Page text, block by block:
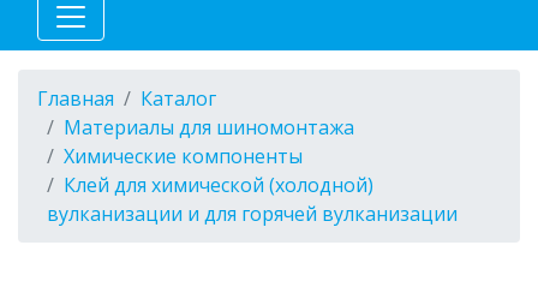
Главная
Каталог
Материалы для шиномонтажа
Химические компоненты
Клей для химической (холодной)
вулканизации и для горячей вулканизации